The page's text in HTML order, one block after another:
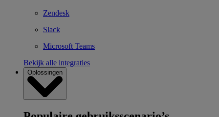
Zendesk
Slack
Microsoft Teams
Bekijk alle integraties
Oplossingen